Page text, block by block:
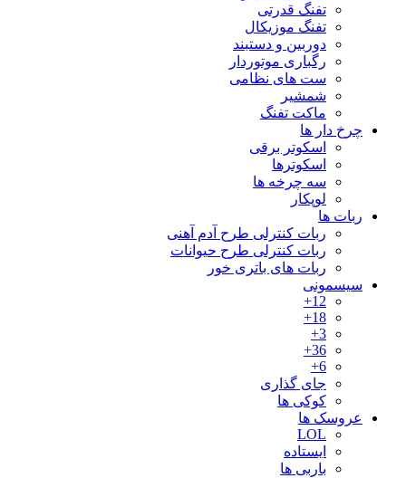
تفنگ قدرتی
تفنگ موزیکال
دوربین و دستبند
رگباری موتوردار
ست های نظامی
شمشیر
ماکت تفنگ
چرخ دار ها
اسکوتر برقی
اسکوترها
سه چرخه ها
لوپکار
ربات ها
ربات کنترلی طرح آدم آهنی
ربات کنترلی طرح حیوانات
ربات های باتری خور
سیسمونی
12+
18+
3+
36+
6+
جای گذاری
کوکی ها
عروسک ها
LOL
ایستاده
باربی ها